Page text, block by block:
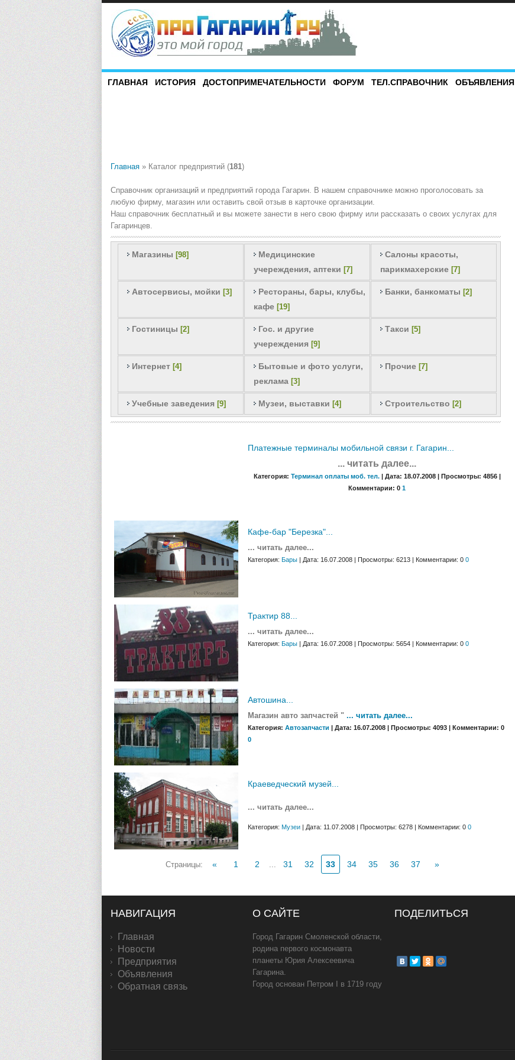
ГЛАВНАЯ ИСТОРИЯ ДОСТОПРИМЕЧАТЕЛЬНОСТИ ФОРУМ ТЕЛ.СПРАВОЧНИК ОБЪЯВЛЕНИЯ
Главная » Каталог предприятий (181)
Справочник организаций и предприятий города Гагарин. В нашем справочнике можно проголосовать за
любую фирму, магазин или оставить свой отзыв в карточке организации.
Наш справочник бесплатный и вы можете занести в него свою фирму или рассказать о своих услугах для
Гагаринцев.
Магазины [98]
Медицинские
учереждения, аптеки [7]
Салоны красоты,
парикмахерские [7]
Автосервисы, мойки [3]
Рестораны, бары, клубы,
кафе [19]
Банки, банкоматы [2]
Гостиницы [2]
Гос. и другие
учереждения [9]
Такси [5]
Интернет [4]
Бытовые и фото услуги,
реклама [3]
Прочие [7]
Учебные заведения [9] Музеи, выставки [4] Строительство [2]
Платежные терминалы мобильной связи г. Гагарин...
... читать далее...
Категория: Терминал оплаты моб. тел.| Дата: 18.07.2008 | Просмотры: 4856 |
Комментарии: 0 1
Кафе-бар "Березка"...
... читать далее...
Категория: Бары | Дата: 16.07.2008 | Просмотры: 6213 | Комментарии: 0 0
Трактир 88...
... читать далее...
Категория: Бары | Дата: 16.07.2008 | Просмотры: 5654 | Комментарии: 0 0
Автошина...
Магазин авто запчастей " ... читать далее...
Категория: Автозапчасти | Дата: 16.07.2008 | Просмотры: 4093 | Комментарии: 0
0
Краеведческий музей...
... читать далее...
Категория: Музеи | Дата: 11.07.2008 | Просмотры: 6278 | Комментарии: 0 0
Страницы: « 1 2 31 32 33 34 35 36 37 »
НАВИГАЦИЯ
Главная
Новости
Предприятия
Объявления
Обратная связь
О САЙТЕ
Город Гагарин Смоленской области,
родина первого космонавта
планеты Юрия Алексеевича
Гагарина.
Город основан Петром I в 1719 году
ПОДЕЛИТЬСЯ